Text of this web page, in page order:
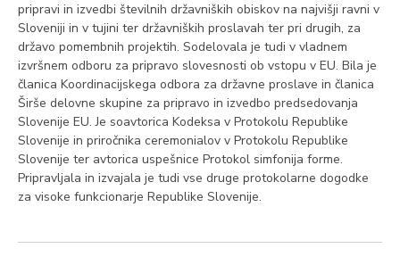
pripravi in izvedbi številnih državniških obiskov na najvišji ravni v
Sloveniji in v tujini ter državniških proslavah ter pri drugih, za
državo pomembnih projektih. Sodelovala je tudi v vladnem
izvršnem odboru za pripravo slovesnosti ob vstopu v EU. Bila je
članica Koordinacijskega odbora za državne proslave in članica
Širše delovne skupine za pripravo in izvedbo predsedovanja
Slovenije EU. Je soavtorica Kodeksa v Protokolu Republike
Slovenije in priročnika ceremonialov v Protokolu Republike
Slovenije ter avtorica uspešnice Protokol simfonija forme.
Pripravljala in izvajala je tudi vse druge protokolarne dogodke
za visoke funkcionarje Republike Slovenije.